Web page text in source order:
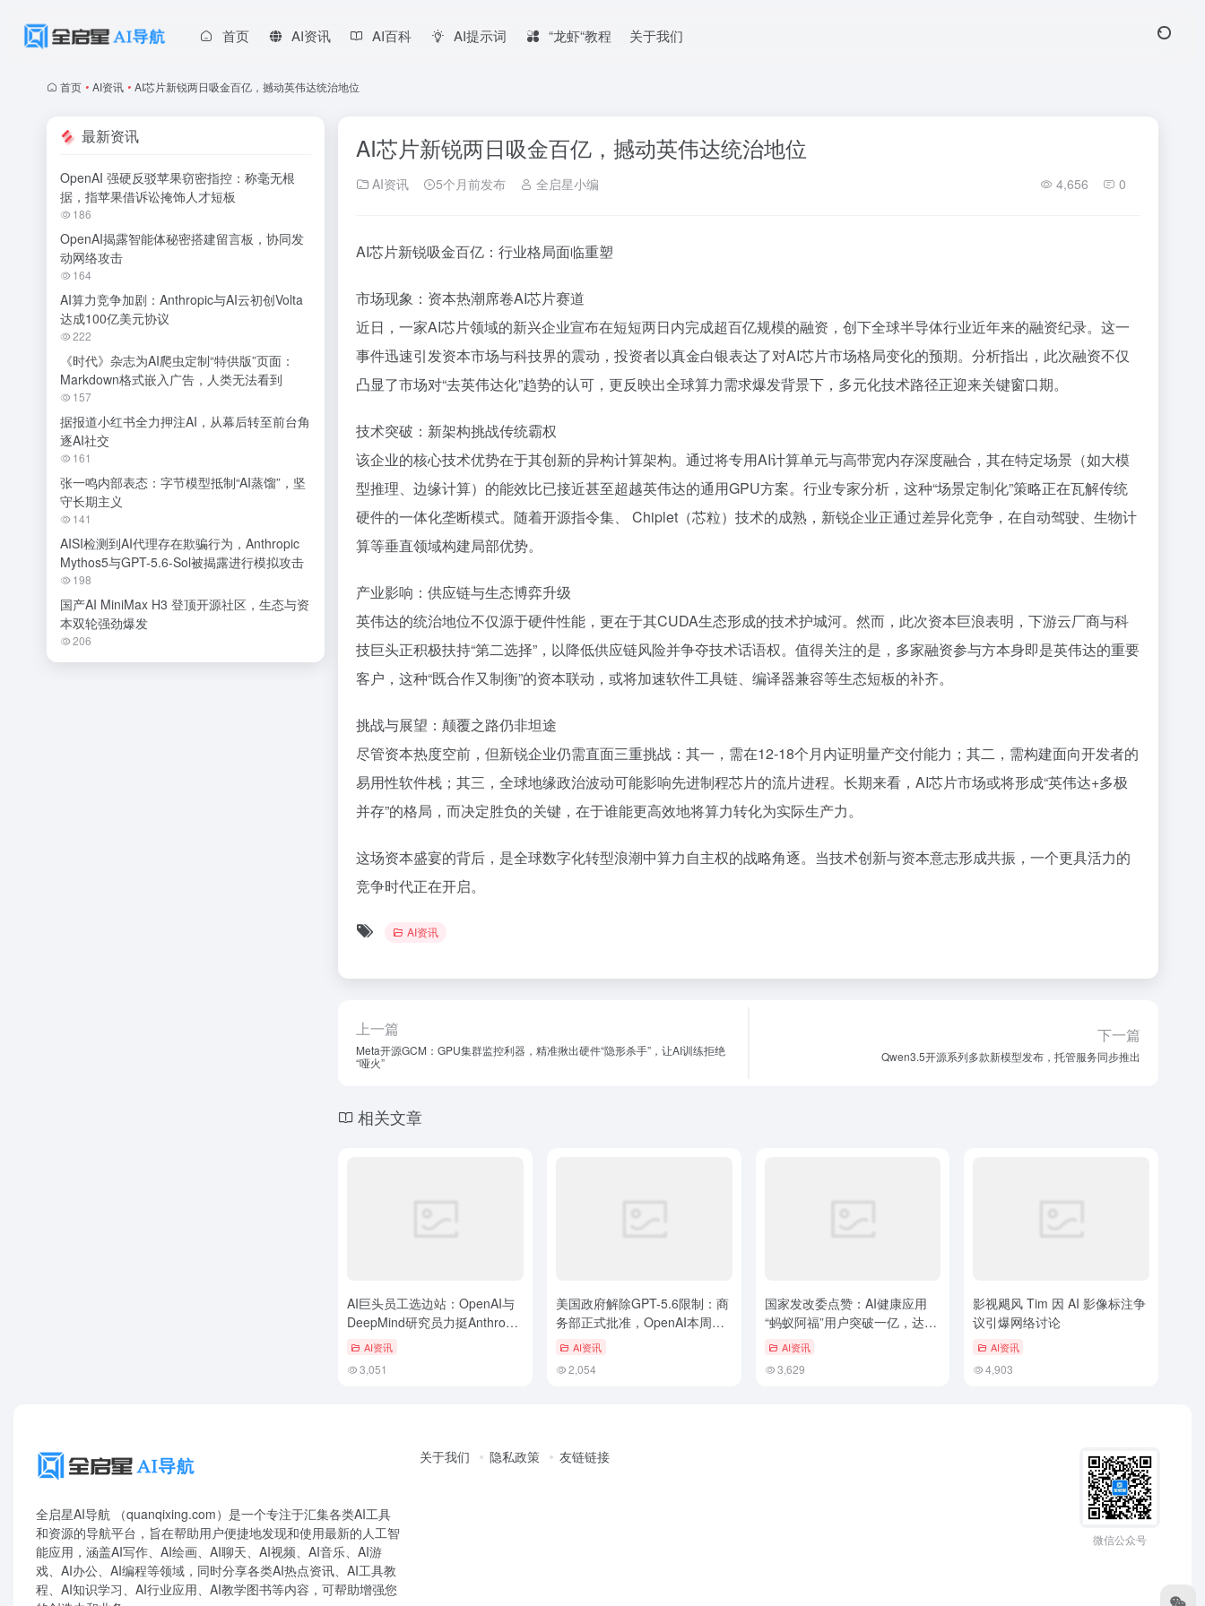
首页 AI资讯 AI百科 AI提示词 “龙虾“教程 关于我们
首页 • AI资讯 • AI芯片新锐两日吸金百亿，撼动英伟达统治地位
AI芯片新锐两日吸金百亿，撼动英伟达统治地位
AI资讯 5个月前发布 全启星小编 4,656 0
AI芯片新锐吸金百亿：行业格局面临重塑
市场现象：资本热潮席卷AI芯片赛道
近日，一家AI芯片领域的新兴企业宣布在短短两日内完成超百亿规模的融资，创下全球半导体行业近年来的融资纪录。这一
事件迅速引发资本市场与科技界的震动，投资者以真金白银表达了对AI芯片市场格局变化的预期。分析指出，此次融资不仅
凸显了市场对“去英伟达化”趋势的认可，更反映出全球算力需求爆发背景下，多元化技术路径正迎来关键窗口期。
技术突破：新架构挑战传统霸权
该企业的核心技术优势在于其创新的异构计算架构。通过将专用AI计算单元与高带宽内存深度融合，其在特定场景（如大模
型推理、边缘计算）的能效比已接近甚至超越英伟达的通用GPU方案。行业专家分析，这种“场景定制化”策略正在瓦解传统
硬件的一体化垄断模式。随着开源指令集、 Chiplet（芯粒）技术的成熟，新锐企业正通过差异化竞争，在自动驾驶、生物计
算等垂直领域构建局部优势。
产业影响：供应链与生态博弈升级
英伟达的统治地位不仅源于硬件性能，更在于其CUDA生态形成的技术护城河。然而，此次资本巨浪表明，下游云厂商与科
技巨头正积极扶持“第二选择”，以降低供应链风险并争夺技术话语权。值得关注的是，多家融资参与方本身即是英伟达的重要
客户，这种“既合作又制衡”的资本联动，或将加速软件工具链、编译器兼容等生态短板的补齐。
挑战与展望：颠覆之路仍非坦途
尽管资本热度空前，但新锐企业仍需直面三重挑战：其一，需在12-18个月内证明量产交付能力；其二，需构建面向开发者的
易用性软件栈；其三，全球地缘政治波动可能影响先进制程芯片的流片进程。长期来看，AI芯片市场或将形成“英伟达+多极
并存”的格局，而决定胜负的关键，在于谁能更高效地将算力转化为实际生产力。
这场资本盛宴的背后，是全球数字化转型浪潮中算力自主权的战略角逐。当技术创新与资本意志形成共振，一个更具活力的
竞争时代正在开启。
AI资讯
上一篇
Meta开源GCM：GPU集群监控利器，精准揪出硬件“隐形杀手”，让AI训练拒绝
“哑火”
下一篇
Qwen3.5开源系列多款新模型发布，托管服务同步推出
相关文章
AI巨头员工选边站：OpenAI与
DeepMind研究员力挺Anthropic
反对五角大楼
AI资讯
3,051
美国政府解除GPT-5.6限制：商
务部正式批准，OpenAI本周全
面上线
AI资讯
2,054
国家发改委点赞：AI健康应用
“蚂蚁阿福”用户突破一亿，达成
普惠医疗服务
AI资讯
3,629
影视飓风 Tim 因 AI 影像标注争
议引爆网络讨论
AI资讯
4,903
最新资讯
OpenAI 强硬反驳苹果窃密指控：称毫无根
据，指苹果借诉讼掩饰人才短板
186
OpenAI揭露智能体秘密搭建留言板，协同发
动网络攻击
164
AI算力竞争加剧：Anthropic与AI云初创Volta
达成100亿美元协议
222
《时代》杂志为AI爬虫定制“特供版”页面：
Markdown格式嵌入广告，人类无法看到
157
据报道小红书全力押注AI，从幕后转至前台角
逐AI社交
161
张一鸣内部表态：字节模型抵制“AI蒸馏”，坚
守长期主义
141
AISI检测到AI代理存在欺骗行为，Anthropic
Mythos5与GPT-5.6-Sol被揭露进行模拟攻击
198
国产AI MiniMax H3 登顶开源社区，生态与资
本双轮强劲爆发
206
全启星AI导航 （quanqixing.com）是一个专注于汇集各类AI工具
和资源的导航平台，旨在帮助用户便捷地发现和使用最新的人工智
能应用，涵盖AI写作、AI绘画、AI聊天、AI视频、AI音乐、AI游
戏、AI办公、AI编程等领域，同时分享各类AI热点资讯、AI工具教
程、AI知识学习、AI行业应用、AI教学图书等内容，可帮助增强您
关于我们 隐私政策 友链链接
微信公众号